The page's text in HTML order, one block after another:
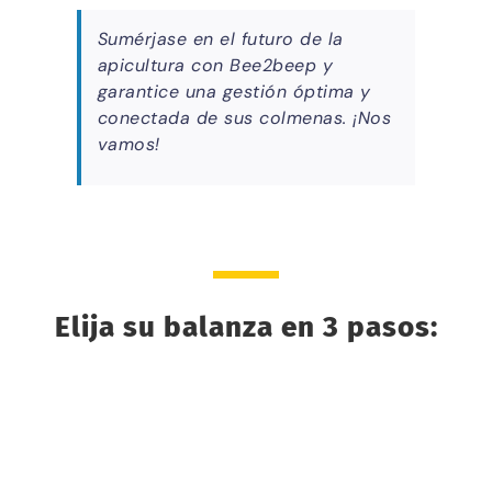
Sumérjase en el futuro de la
apicultura con Bee2beep y
garantice una gestión óptima y
conectada de sus colmenas. ¡Nos
vamos!
Elija su balanza en 3 pasos: